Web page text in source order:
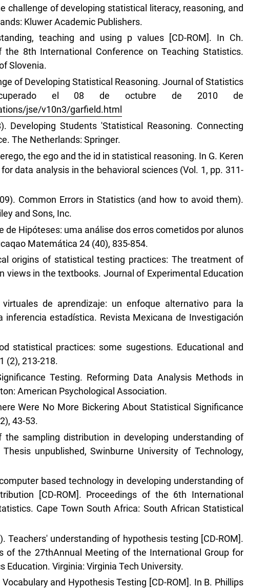
challenge of developing statistical literacy, reasoning, and
Kluwer Academic Publishers.
teaching and using p values [CD-ROM]. In Ch.
the 8th International Conference on Teaching Statistics.
Slovenia.
of Developing Statistical Reasoning. Journal of Statistics
el 08 de octubre de 2010 de
jse/v10n3/garfield.html
Developing Students 'Statistical Reasoning. Connecting
The Netherlands: Springer.
the ego and the id in statistical reasoning. In G. Keren
data analysis in the behavioral sciences (Vol. 1, pp. 311-
Common Errors in Statistics (and how to avoid them).
and Sons, Inc.
de Hipóteses: uma análise dos erros cometidos por alunos
Matemática 24 (40), 835-854.
origins of statistical testing practices: The treatment of
views in the textbooks. Journal of Experimental Education
de aprendizaje: un enfoque alternativo para la
inferencia estadística. Revista Mexicana de Investigación
statistical practices: some sugestions. Educational and
(2), 213-218.
Testing. Reforming Data Analysis Methods in
American Psychological Association.
Were No More Bickering About Statistical Significance
43-53.
the sampling distribution in developing understanding of
unpublished, Swinburne University of Technology,
based technology in developing understanding of
[CD-ROM]. Proceedings of the 6th International
Cape Town South Africa: South African Statistical
Teachers' understanding of hypothesis testing [CD-ROM].
of the 27thAnnual Meeting of the International Group for
Virginia: Virginia Tech University.
and Hypothesis Testing [CD-ROM]. In B. Phillips